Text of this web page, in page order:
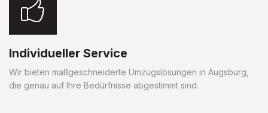
Individueller Service
Wir bieten maßgeschneiderte Umzugslösungen in Augsburg,
die genau auf Ihre Bedürfnisse abgestimmt sind.